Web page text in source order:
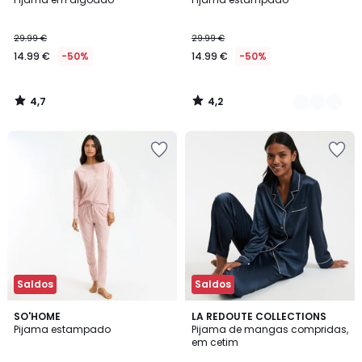
29.99 €
14.99 € -50%
4,7
/
29.99 €
14.99 € -50%
Cores
4,2
/
Saldos
SO'HOME
Pijama estampado
4,6
/ 5
Saldos
LA REDOUTE COLLECTIONS
Pijama de mangas compridas,
em cetim
4,5
/ 5
2
Cores